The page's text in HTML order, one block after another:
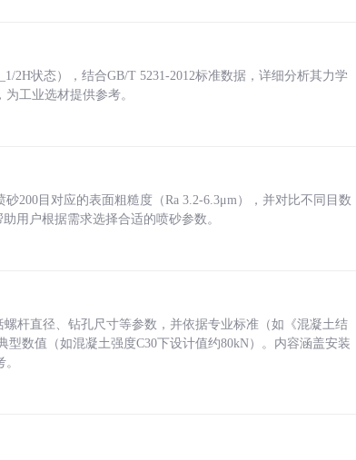
2H状态），结合GB/T 5231-2012标准数据，详细分析其力学
工业选材提供参考。
200目对应的表面粗糙度（Ra 3.2-6.3μm），并对比不同目数
用户根据需求选择合适的喷砂参数。
杆直径、钻孔尺寸等参数，并依据专业标准（如《混凝土结
数值（如混凝土强度C30下设计值约80kN）。内容涵盖安装